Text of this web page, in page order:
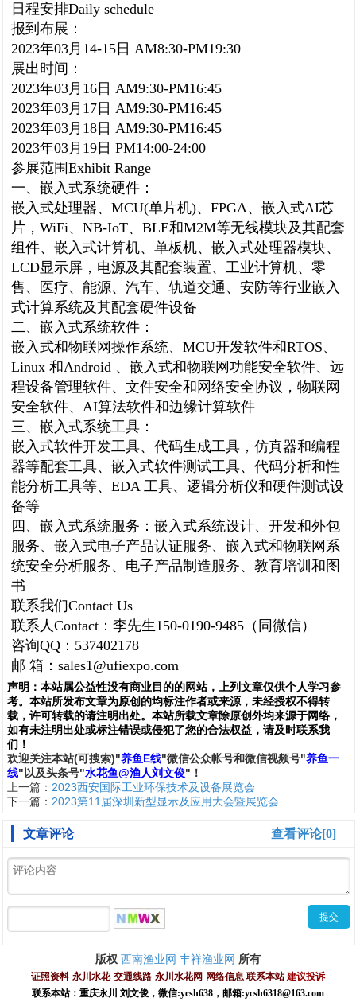
日程安排Daily schedule
报到布展：
2023年03月 14-15 日 AM8:30-PM19:30
展出时间：
2023年03月 16 日 AM9:30-PM16:45
2023年03月 17 日 AM9:30-PM16:45
2023年03月 18 日 AM9:30-PM16:45
2023年03月 19 日 PM14:00-24:00
参展范围 Exhibit Range
一、嵌入式系统硬件：
嵌入式处理器、 MCU(单片机)、 FPGA、嵌入式AI芯
片， WiFi、 NB-IoT、 BLE和M2M等无线模块及其配套
组件、嵌入式计算机、单板机、嵌入式处理器模块、
LCD显示屏，电源及其配套装置、工业计算机、零
售、医疗、能源、汽车、轨道交通、安防等行业嵌入
式计算系统及其配套硬件设备
二、嵌入式系统软件：
嵌入式和物联网操作系统、 MCU开发软件和RTOS、
Linux 和Android 、嵌入式和物联网功能安全软件、远
程设备管理软件、文件安全和网络安全协议，物联网
安全软件、 AI算法软件和边缘计算软件
三、嵌入式系统工具：
嵌入式软件开发工具、代码生成工具，仿真器和编程
器等配套工具、嵌入式软件测试工具、代码分析和性
能分析工具等、 EDA 工具、逻辑分析仪和硬件测试设
备等
四、嵌入式系统服务：嵌入式系统设计、开发和外包
服务、嵌入式电子产品认证服务、嵌入式和物联网系
统安全分析服务、电子产品制造服务、教育培训和图
书
联系我们Contact Us
联系人Contact ：李先生150-0190-9485 （同微信）
咨询QQ ： 537402178
邮 箱： sales1@ufiexpo.com
声明： 本站属公益性没有商业目的的网站，上列文章仅供个人学习参
考。本站所发布文章为原创的均标注作者或来源，未经授权不得转
载，许可转载的请注明出处。本站所载文章除原创外均来源于网络，
如有未注明出处或标注错误或侵犯了您的合法权益，请及时联系我
们 ！
欢迎关注本站(可搜索)"养鱼E线"微信公众帐号和微信视频号"养鱼一
线" 以及头条号"水花鱼@渔人刘文俊"！
上一篇： 2023西安国际工业环保技术及设备展览会
下一篇： 2023第11届深圳新型显示及应用大会暨展览会
查看评论[0]
文章评论
版权 西南渔业网 丰祥渔业网 所有
证照资料 永川水花 交通线路 永川水花网 网络信息 联系本站 建议投诉
联系本站：重庆永川 刘文俊， 微信:ycsh638 ， 邮箱:ycsh6318@163.com